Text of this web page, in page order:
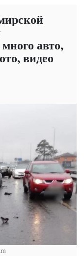
авто,
видео